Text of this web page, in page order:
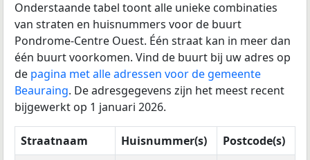
Onderstaande tabel toont alle unieke combinaties
van straten en huisnummers voor de buurt
Pondrome-Centre Ouest. Één straat kan in meer dan
één buurt voorkomen. Vind de buurt bij uw adres op
de pagina met alle adressen voor de gemeente
Beauraing. De adresgegevens zijn het meest recent
bijgewerkt op 1 januari 2026.
Straatnaam Huisnummer(s)
Postcode(s)